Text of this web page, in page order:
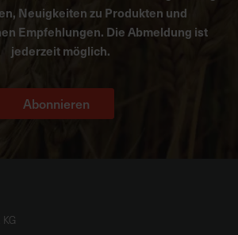
Neuigkeiten zu Produkten und
Empfehlungen. Die Abmeldung ist
jederzeit möglich.
Abonnieren